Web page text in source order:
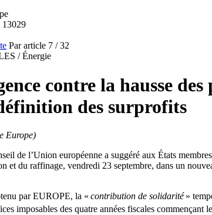
Par article 7 / 32
/ Énergie
contre la hausse
des surprofits
Europe)
de l’Union européenne a suggéré aux États
et du raffinage, vendredi 23 septembre, dans un
par EUROPE, la « contribution de solidarité»
imposables des quatre années fiscales commençant